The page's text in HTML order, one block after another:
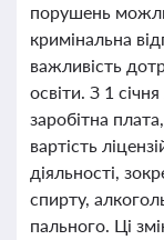
порушень
кримінальна
важливість
освіти. З 1
заробітна
вартість
діяльності,
спирту,
пального. Ці